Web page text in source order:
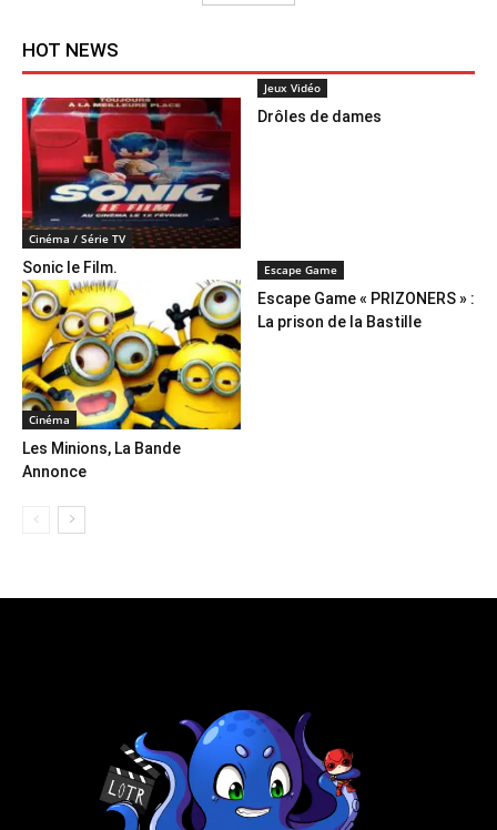
HOT NEWS
Cinéma / Série TV
Sonic le Film.
Jeux Vidéo
Drôles de dames
Cinéma
Les Minions, La Bande
Annonce
Escape Game
Escape Game « PRIZONERS » :
La prison de la Bastille